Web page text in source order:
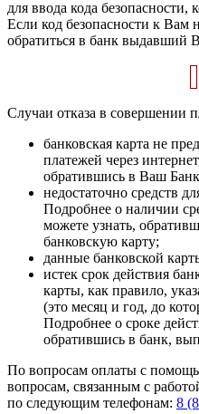
для ввода кода
Если код безопасности к Вам
обратиться в банк выдавший
Случаи отказа в совершении
банковская карта не
платежей через
обратившись в Ваш
недостаточно средств
Подробнее о наличии
можете узнать,
банковскую карту;
данные банковской
истек срок действия
карты, как правило,
(это месяц и год, до
Подробнее о сроке
обратившись в банк,
По вопросам оплаты с
вопросам, связанным с
по следующим телефонам: 8